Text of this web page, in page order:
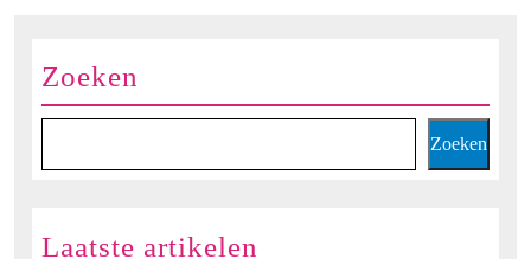
Jaar
Zoeken
Zoeken
Laatste artikelen